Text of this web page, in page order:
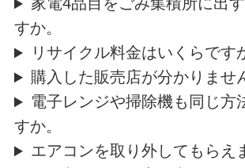
すか。
リサイクル料金はいくらです
購入した販売店が分かりませ
電子レンジや掃除機も同じ方
すか。
エアコンを取り外してもらえ